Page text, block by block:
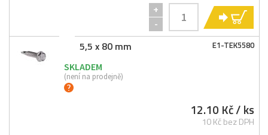
+
-
E1-TEK5580
5,5 x 80 mm
SKLADEM
(není na prodejně)
12.10 Kč/ ks
10 Kč bez DPH